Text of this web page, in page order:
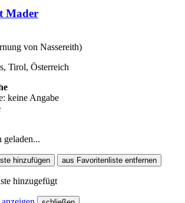
Mader
von Nassereith)
Tirol, Österreich
keine Angabe
geladen...
hinzufügen aus Favoritenliste entfernen
hinzugefügt